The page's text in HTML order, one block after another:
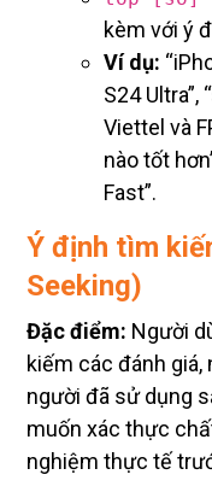
kèm với ý
Ví dụ:
S24
Viettel và
nào tốt
Fast”.
Ý định tìm
Seeking)
Đặc điểm: Người
kiếm các đánh
người đã sử dụng
muốn xác thực
nghiệm thực tế